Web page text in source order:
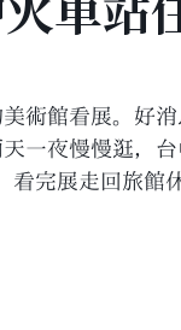
術館看展。好消
一夜慢慢逛，台
看完展走回旅館